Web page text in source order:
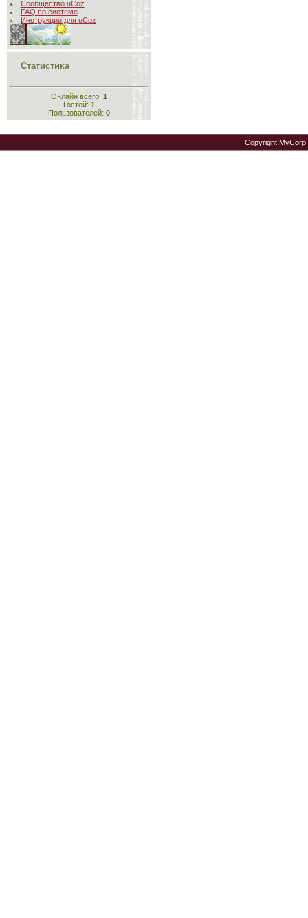
Сообщество uCoz
FAQ по системе
Инструкции для uCoz
Статистика
Онлайн всего: 1
Гостей: 1
Пользователей: 0
Copyright MyCorp